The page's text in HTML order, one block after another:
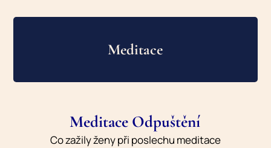
Meditace
Meditace Odpuštění
Co zažily ženy při poslechu meditace